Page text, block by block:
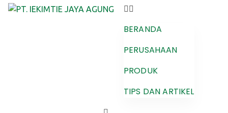
BERANDA
PERUSAHAAN
PRODUK
TIPS DAN ARTIKEL